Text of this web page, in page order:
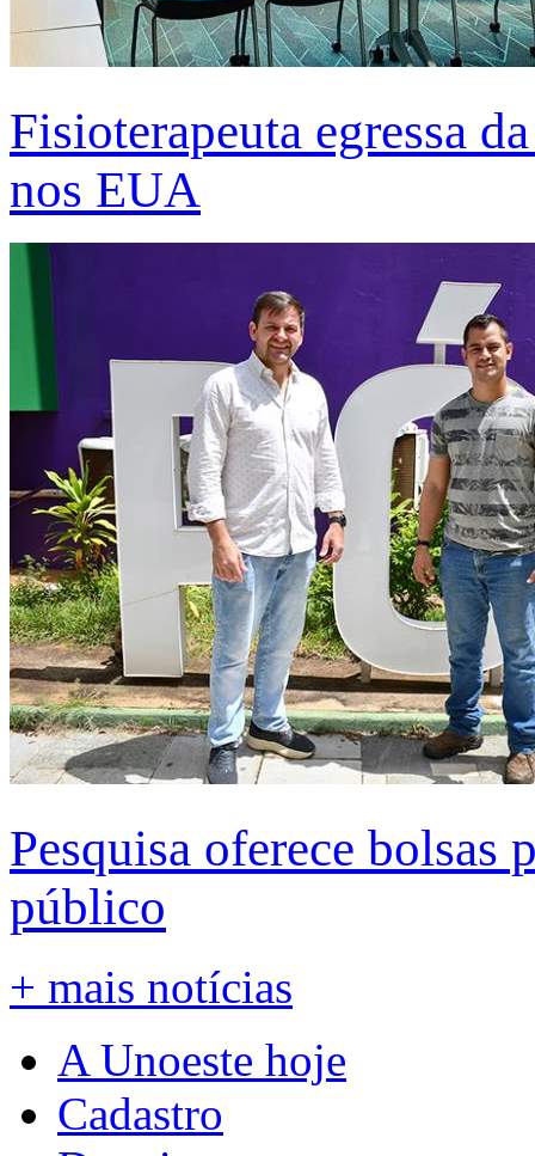
Fisioterapeuta egressa
nos EUA
Pesquisa oferece bolsas
público
+ mais notícias
A Unoeste hoje
Cadastro